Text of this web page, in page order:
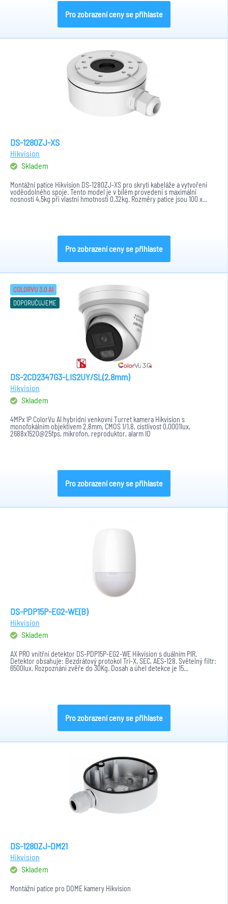
Pro zobrazení ceny se přihlaste
DS-1280ZJ-XS
Hikvision
Skladem
Montážní patice Hikvision DS-1280ZJ-XS pro skrytí kabeláže a vytvoření
voděodolného spoje. Tento model je v bílém provedení s maximální
nosností 4,5kg při vlastní hmotnosti 0.32kg. Rozměry patice jsou 100 x...
Pro zobrazení ceny se přihlaste
COLORVU 3.0 AI
DOPORUČUJEME
DS-2CD2347G3-LIS2UY/SL(2.8mm)
Hikvision
Skladem
4MPx IP ColorVu AI hybridní venkovní Turret kamera Hikvision s
monofokálním objektivem 2.8mm, CMOS 1/1.8, cistlivost 0,0001lux,
2688x1520@25fps, mikrofon, reproduktor, alarm IO
H.265+/H.265/H.264+/H.264,...
Pro zobrazení ceny se přihlaste
DS-PDP15P-EG2-WE(B)
Hikvision
Skladem
AX PRO vnitřní detektor DS-PDP15P-EG2-WE Hikvision s duálním PIR.
Detektor obsahuje: Bezdrátový protokol Tri-X, SEC, AES-128. Světelný filtr:
6500lux. Rozpoznání zvěře do 30Kg. Dosah a úhel detekce je 15...
Pro zobrazení ceny se přihlaste
DS-1280ZJ-DM21
Hikvision
Skladem
Montážní patice pro DOME kamery Hikvision